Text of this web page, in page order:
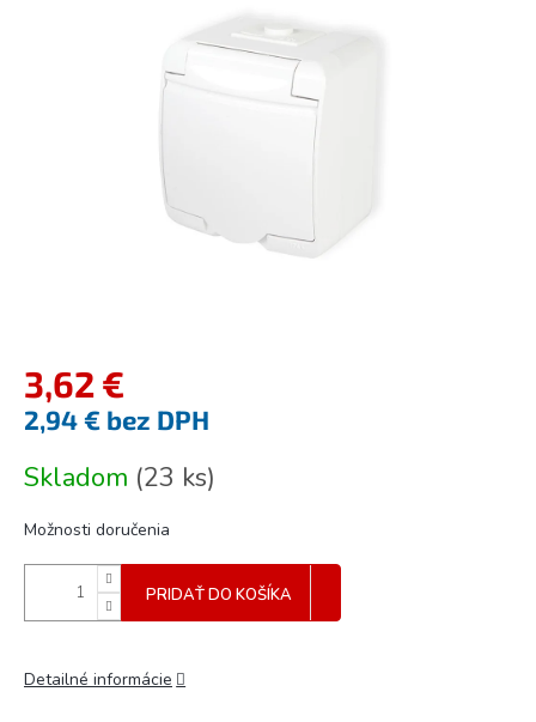
3,62 €
2,94 € bez DPH
cena:
Skladom (23 ks)
Možnosti doručenia
PRIDAŤ DO KOŠÍKA
Detailné informácie